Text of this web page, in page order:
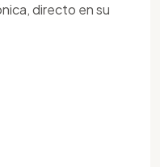
directo en su